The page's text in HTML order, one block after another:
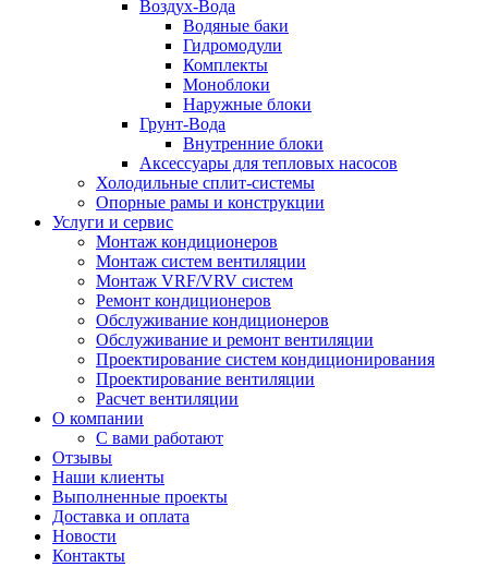
Воздух-Вода
Водяные баки
Гидромодули
Комплекты
Моноблоки
Наружные блоки
Грунт-Вода
Внутренние блоки
Аксессуары для тепловых насосов
Холодильные сплит-системы
Опорные рамы и конструкции
Услуги и сервис
Монтаж кондиционеров
Монтаж систем вентиляции
Монтаж VRF/VRV систем
Ремонт кондиционеров
Обслуживание кондиционеров
Обслуживание и ремонт вентиляции
Проектирование систем кондиционирования
Проектирование вентиляции
Расчет вентиляции
О компании
С вами работают
Отзывы
Наши клиенты
Выполненные проекты
Доставка и оплата
Новости
Контакты